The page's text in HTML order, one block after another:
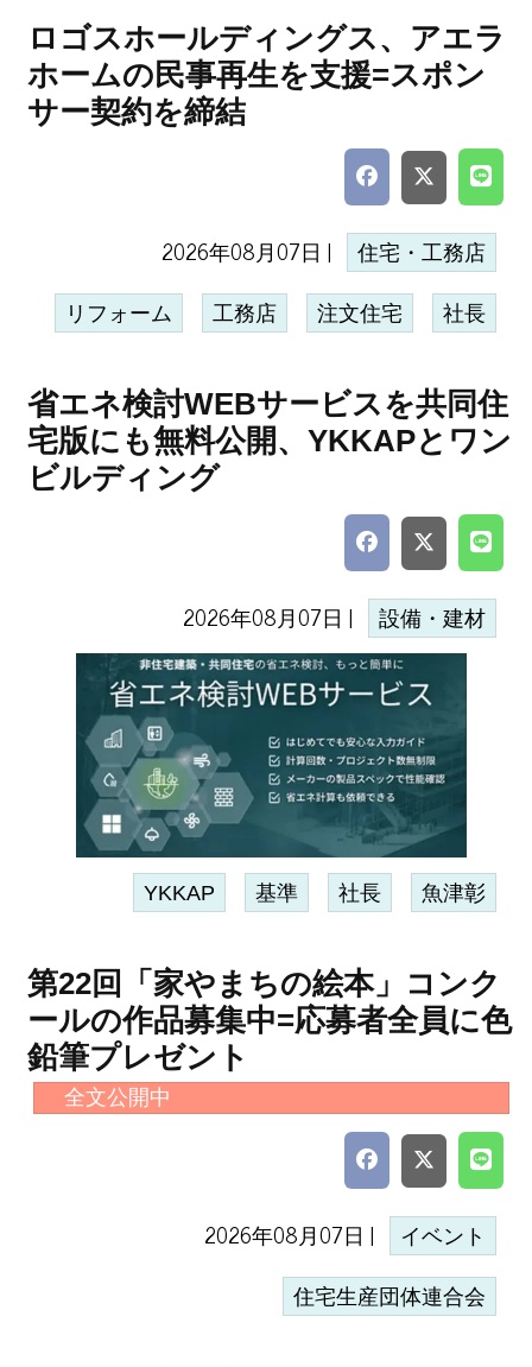
ロゴスホールディングス、アエラ
ホームの民事再生を支援=スポン
サー契約を締結
2026年08月07日 | 住宅・工務店
リフォーム 工務店 注文住宅 社長
省エネ検討WEBサービスを共同住
宅版にも無料公開、YKKAPとワン
ビルディング
2026年08月07日 | 設備・建材
YKKAP 基準 社長 魚津彰
第22回「家やまちの絵本」コンク
ールの作品募集中=応募者全員に色
鉛筆プレゼント
全文公開中
2026年08月07日 | イベント
住宅生産団体連合会